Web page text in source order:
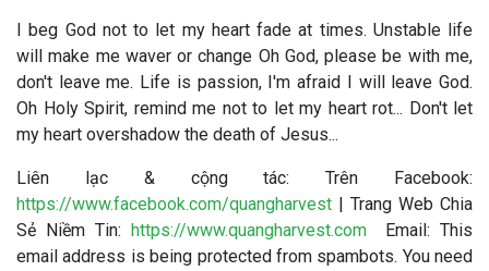
I beg God not to let my heart fade at times. Unstable life
will make me waver or change Oh God, please be with me,
don't leave me. Life is passion, I'm afraid I will leave God.
Oh Holy Spirit, remind me not to let my heart rot... Don't let
my heart overshadow the death of Jesus...
Liên lạc & cộng tác: Trên Facebook:
https://www.facebook.com/quangharvest | Trang Web Chia
Sẻ Niềm Tin: https://www.quangharvest.comEmail: This
email address is being protected from spambots. You need